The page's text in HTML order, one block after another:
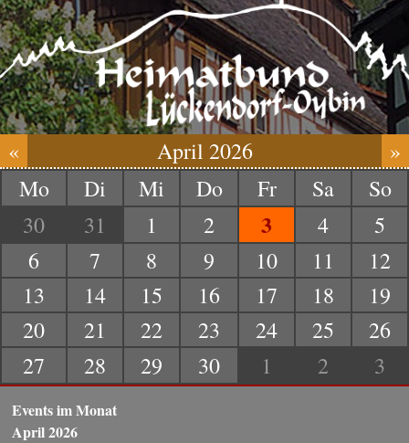
« April 2026
»
Mo
Di Mi Do Fr Sa
So
30
31 1 2 3 4
5
6
7 8 9 10 11
12
13
14 15 16 17 18
19
20
21 22 23 24 25
26
27
28 29 30 1 2 3
Events im Monat
April 2026